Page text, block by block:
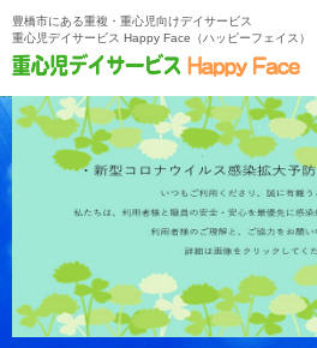
豊橋市にある重複・重心児向けデイサービス
重心児デイサービス Happy Face（ハッピーフェイス）